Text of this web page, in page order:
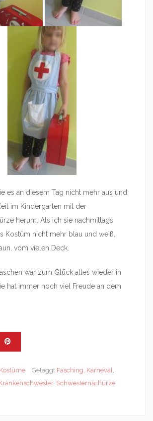
es an diesem Tag nicht mehr aus und
im Kindergarten mit der
herum. Als ich sie nachmittags
Kostüm nicht mehr blau und weiß,
vom vielen Deck.
war zum Glück alles wieder in
hat immer noch viel Freude an dem
Kostüme Getaggt Fasching Karneval
, Schwesternschürze